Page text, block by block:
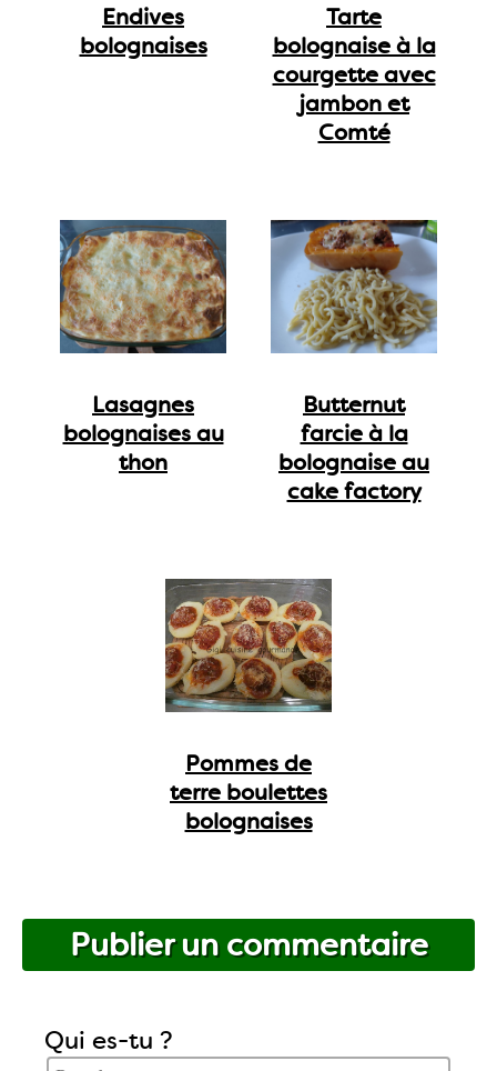
Endives
bolognaises
Tarte
bolognaise à la
courgette avec
jambon et
Comté
Lasagnes
bolognaises au
thon
Butternut
farcie à la
bolognaise au
cake factory
Pommes de
terre boulettes
bolognaises
Publier un commentaire
Qui es-tu ?